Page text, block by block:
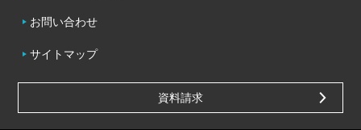
お問い合わせ
サイトマップ
資料請求